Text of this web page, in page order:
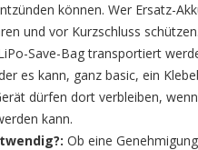
können. Wer Ersatz-
und vor Kurzschluss
Save-Bag transportiert
es kann, ganz basic, ein
dürfen dort verbleiben,
kann.
Ob eine